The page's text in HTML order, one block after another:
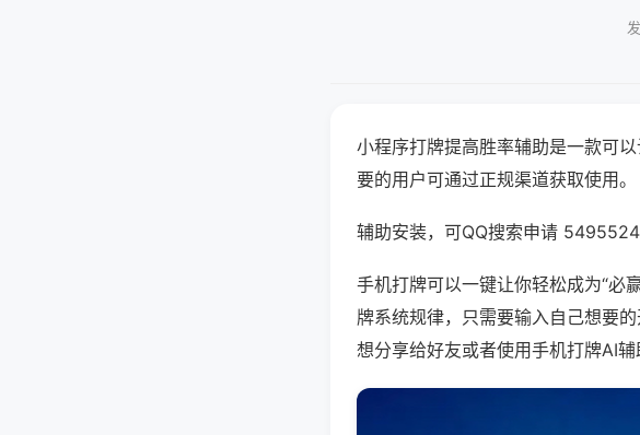
小程序打牌提高胜率辅助是一款可
要的用户可通过正规渠道获取使用。
辅助安装，可QQ搜索申请
手机打牌可以一键让你轻松成为“必
牌系统规律，只需要输入自己想要
想分享给好友或者使用手机打牌AI辅